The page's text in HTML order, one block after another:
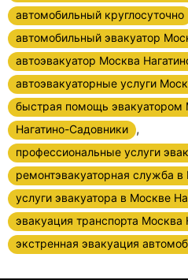
автомобильный круглосуточно
автомобильный эвакуатор
автоэвакуатор Москва
автоэвакуаторные услуги
быстрая помощь эвакуатором
Нагатино-Садовники ,
профессиональные услуги
ремонтэвакуаторная служба
услуги эвакуатора в Москве
эвакуация транспорта Москва
экстренная эвакуация